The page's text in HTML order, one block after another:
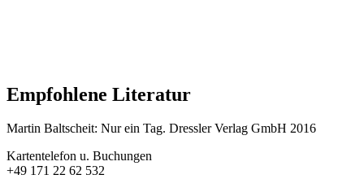
Empfohlene Literatur
Martin Baltscheit: Nur ein Tag. Dressler Verlag GmbH 2016
Kartentelefon u. Buchungen
+49 171 22 62 532